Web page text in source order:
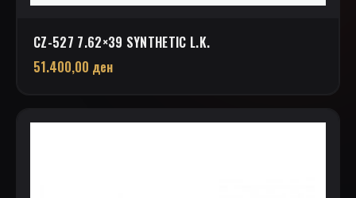
CZ-527 7.62×39 SYNTHETIC L.K.
51.400,00 ден